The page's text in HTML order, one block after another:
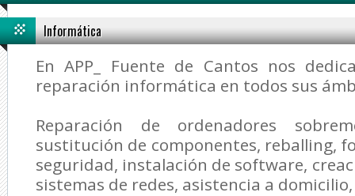
Informática
En APP_ Fuente de Cantos nos
reparación informática en todos sus
Reparación de ordenadores
sustitución de componentes, reballing,
seguridad, instalación de software,
sistemas de redes, asistencia a